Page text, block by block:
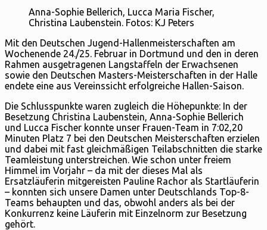
Anna-Sophie Bellerich, Lucca Maria Fischer,
Christina Laubenstein. Fotos: KJ Peters
Mit den Deutschen Jugend-Hallenmeisterschaften am
Wochenende 24./25. Februar in Dortmund und den in deren
Rahmen ausgetragenen Langstaffeln der Erwachsenen
sowie den Deutschen Masters-Meisterschaften in der Halle
endete eine aus Vereinssicht erfolgreiche Hallen-Saison.
Die Schlusspunkte waren zugleich die Höhepunkte: In der
Besetzung Christina Laubenstein, Anna-Sophie Bellerich
und Lucca Fischer konnte unser Frauen-Team in 7:02,20
Minuten Platz 7 bei den Deutschen Meisterschaften erzielen
und dabei mit fast gleichmäßigen Teilabschnitten die starke
Teamleistung unterstreichen. Wie schon unter freiem
Himmel im Vorjahr – da mit der dieses Mal als
Ersatzläuferin mitgereisten Pauline Rachor als Startläuferin
– konnten sich unsere Damen unter Deutschlands Top-8-
Teams behaupten und das, obwohl anders als bei der
Konkurrenz keine Läuferin mit Einzelnorm zur Besetzung
gehört.